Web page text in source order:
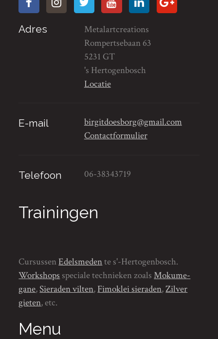
Adres
Metalartcreations
Rompertsebaan 63
5231 GT
's Hertogenbosch
Locatie
E-mail
birgitdoesborg@gmail.com
Contactformulier
Telefoon 06-38343719
Trainingen
CursussenEdelsmedente s'-Hertogenbosch.
Workshops speciale technieken zoalsMokume-
gane,Sieraden vilten, Fimoklei sieraden,Zilver
gieten, etc.
Menu